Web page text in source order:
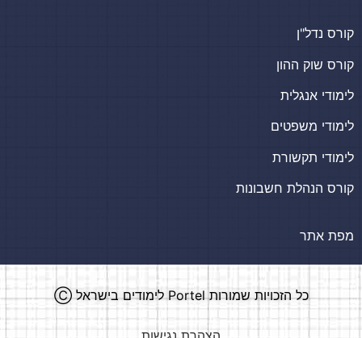
קורס נדל"ן
קורס שוק ההון
לימודי אנגלית
לימודי משפטים
לימודי תקשורת
קורס הנהלת חשבונות
מפת אתר
כל הזכויות שמורותPortel לימודים בישראל Ⓒ​